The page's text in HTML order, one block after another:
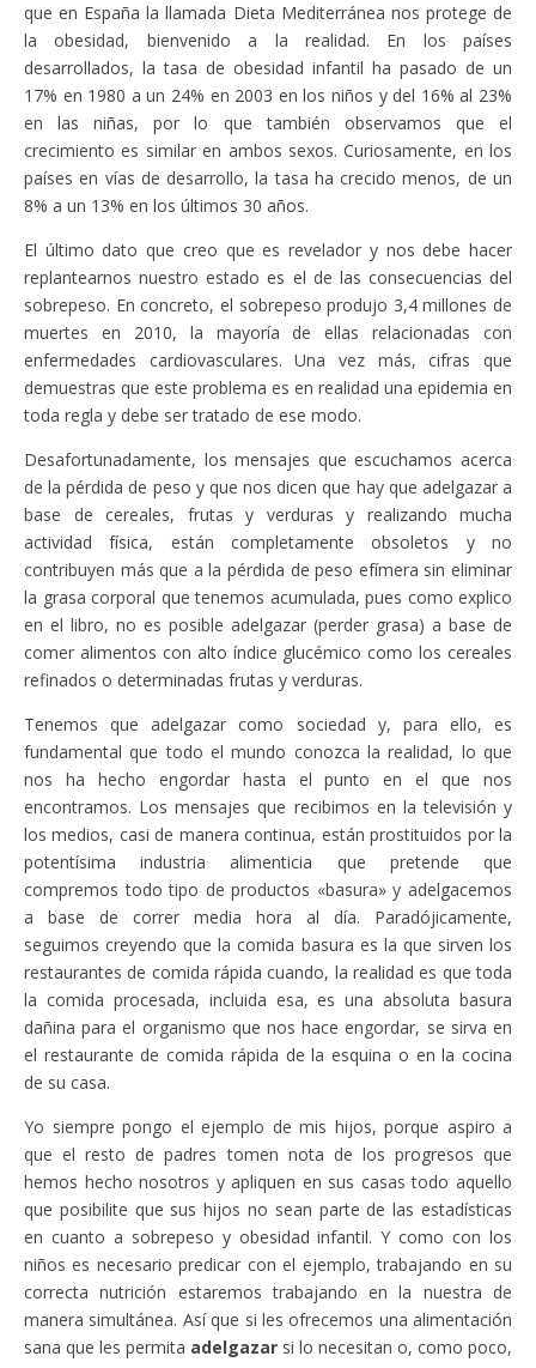
que en España la llamada Dieta Mediterránea nos protege de
la obesidad, bienvenido a la realidad. En los países
desarrollados, la tasa de obesidad infantil ha pasado de un
17% en 1980 a un 24% en 2003 en los niños y del 16% al 23%
en las niñas, por lo que también observamos que el
crecimiento es similar en ambos sexos. Curiosamente, en los
países en vías de desarrollo, la tasa ha crecido menos, de un
8% a un 13% en los últimos 30 años.
El último dato que creo que es revelador y nos debe hacer
replantearnos nuestro estado es el de las consecuencias del
sobrepeso. En concreto, el sobrepeso produjo 3,4 millones de
muertes en 2010, la mayoría de ellas relacionadas con
enfermedades cardiovasculares. Una vez más, cifras que
demuestras que este problema es en realidad una epidemia en
toda regla y debe ser tratado de ese modo.
Desafortunadamente, los mensajes que escuchamos acerca
de la pérdida de peso y que nos dicen que hay que adelgazar a
base de cereales, frutas y verduras y realizando mucha
actividad física, están completamente obsoletos y no
contribuyen más que a la pérdida de peso efímera sin eliminar
la grasa corporal que tenemos acumulada, pues como explico
en el libro, no es posible adelgazar (perder grasa) a base de
comer alimentos con alto índice glucémico como los cereales
refinados o determinadas frutas y verduras.
Tenemos que adelgazar como sociedad y, para ello, es
fundamental que todo el mundo conozca la realidad, lo que
nos ha hecho engordar hasta el punto en el que nos
encontramos. Los mensajes que recibimos en la televisión y
los medios, casi de manera continua, están prostituidos por la
potentísima industria alimenticia que pretende que
compremos todo tipo de productos «basura» y adelgacemos
a base de correr media hora al día. Paradójicamente,
seguimos creyendo que la comida basura es la que sirven los
restaurantes de comida rápida cuando, la realidad es que toda
la comida procesada, incluida esa, es una absoluta basura
dañina para el organismo que nos hace engordar, se sirva en
el restaurante de comida rápida de la esquina o en la cocina
de su casa.
Yo siempre pongo el ejemplo de mis hijos, porque aspiro a
que el resto de padres tomen nota de los progresos que
hemos hecho nosotros y apliquen en sus casas todo aquello
que posibilite que sus hijos no sean parte de las estadísticas
en cuanto a sobrepeso y obesidad infantil. Y como con los
niños es necesario predicar con el ejemplo, trabajando en su
correcta nutrición estaremos trabajando en la nuestra de
manera simultánea. Así que si les ofrecemos una alimentación
sana que les permita adelgazar si lo necesitan o, como poco,